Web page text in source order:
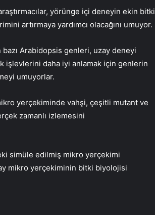
yörünge içi deneyin ekin bitki
artırmaya yardımcı olacağını umuyor.
Arabidopsis genleri, uzay deneyi
işlevlerini daha iyi anlamak için genlerin
umuyorlar.
yerçekiminde vahşi, çeşitli mutant ve
zamanlı izlemesini
simüle edilmiş mikro yerçekimi
mikro yerçekiminin bitki biyolojisi